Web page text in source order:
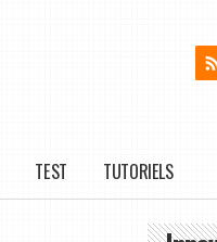
TEST TUTORIELS